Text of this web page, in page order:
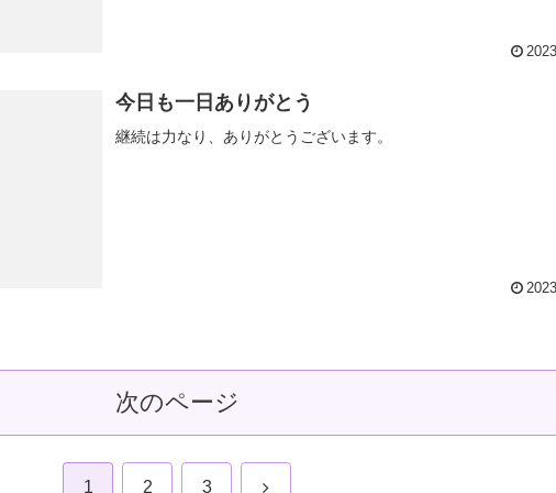
今日も一日ありがとう
継続は力なり、ありがとうございます。
次のページ
1 2 3 次